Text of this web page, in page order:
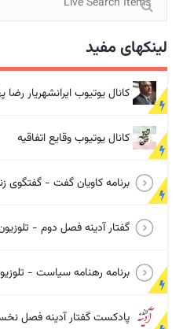
لینکهای مفید
کانال یوتیوب ایرانشهریار رضا
کانال یوتیوب وقایع اتفاقیه
برنامه کاویان گفت - گفتگوی
گفتار آدینه فصل دوم -
برنامه رهنامه سیاست -
پادکست گفتار آدینه فصل